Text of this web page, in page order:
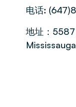
电话:
地址：
Mississauga